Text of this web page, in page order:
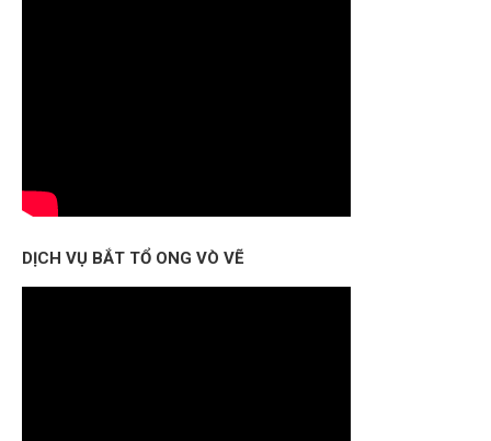
DỊCH VỤ BẮT TỔ ONG VÒ VẼ